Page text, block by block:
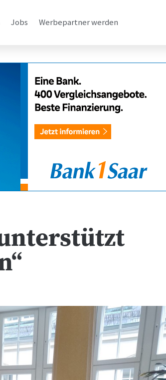
Jobs Werbepartner werden